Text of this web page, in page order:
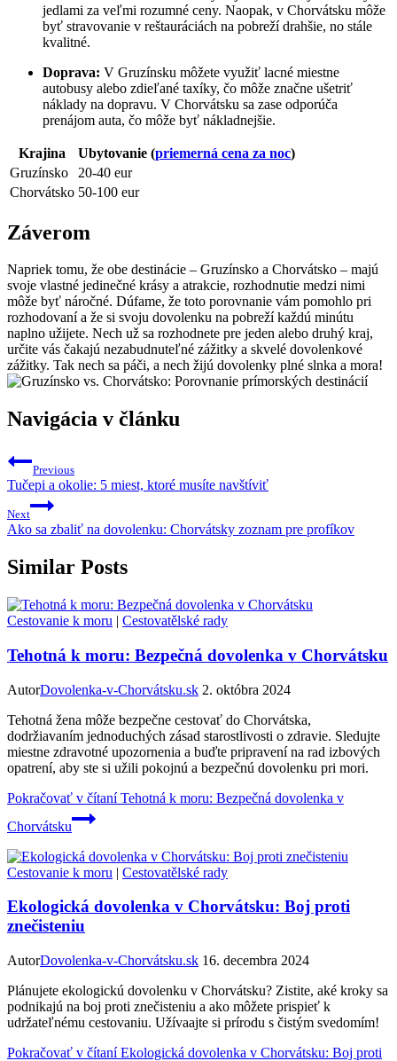
jedlami za veľmi rozumné ceny. Naopak, v Chorvátsku môže
byť stravovanie v reštauráciách na pobreží drahšie, no stále
kvalitné.
Doprava: V Gruzínsku môžete využiť lacné miestne
autobusy alebo zdieľané taxíky, čo môže značne ušetriť
náklady na dopravu. V Chorvátsku sa zase odporúča
prenájom auta, čo môže byť nákladnejšie.
Krajina Ubytovanie (priemerná cena za noc)
Gruzínsko
20-40 eur
Chorvátsko 50-100 eur
Záverom
Napriek tomu, že obe destinácie – Gruzínsko a Chorvátsko – majú
svoje vlastné jedinečné krásy a atrakcie, rozhodnutie medzi nimi
môže byť náročné. Dúfame, že toto porovnanie vám pomohlo pri
rozhodovaní a že si svoju dovolenku na pobreží každú minútu
naplno užijete. Nech už sa rozhodnete pre jeden alebo druhý kraj,
určite vás čakajú nezabudnuteľné zážitky a skvelé dovolenkové
zážitky. Tak nech sa páči, a nech žijú dovolenky plné slnka a mora!
Navigácia v článku
Previous
Tučepi a okolie: 5 miest, ktoré musíte navštíviť
Next
Ako sa zbaliť na dovolenku: Chorvátsky zoznam pre profíkov
Similar Posts
Cestovanie k moru | Cestovatělské rady
Tehotná k moru: Bezpečná dovolenka v Chorvátsku
AutorDovolenka-v-Chorvátsku.sk 2. októbra 2024
Tehotná žena môže bezpečne cestovať do Chorvátska,
dodržiavaním jednoduchých zásad starostlivosti o zdravie. Sledujte
miestne zdravotné upozornenia a buďte pripravení na rad izbových
opatrení, aby ste si užili pokojnú a bezpečnú dovolenku pri mori.
Pokračovať v čítaníTehotná k moru: Bezpečná dovolenka v
Chorvátsku
Cestovanie k moru | Cestovatělské rady
Ekologická dovolenka v Chorvátsku: Boj proti
znečisteniu
AutorDovolenka-v-Chorvátsku.sk 16. decembra 2024
Plánujete ekologickú dovolenku v Chorvátsku? Zistite, aké kroky sa
podnikajú na boj proti znečisteniu a ako môžete prispieť k
udržateľnému cestovaniu. Užívaajte si prírodu s čistým svedomím!
Pokračovať v čítaníEkologická dovolenka v Chorvátsku: Boj proti